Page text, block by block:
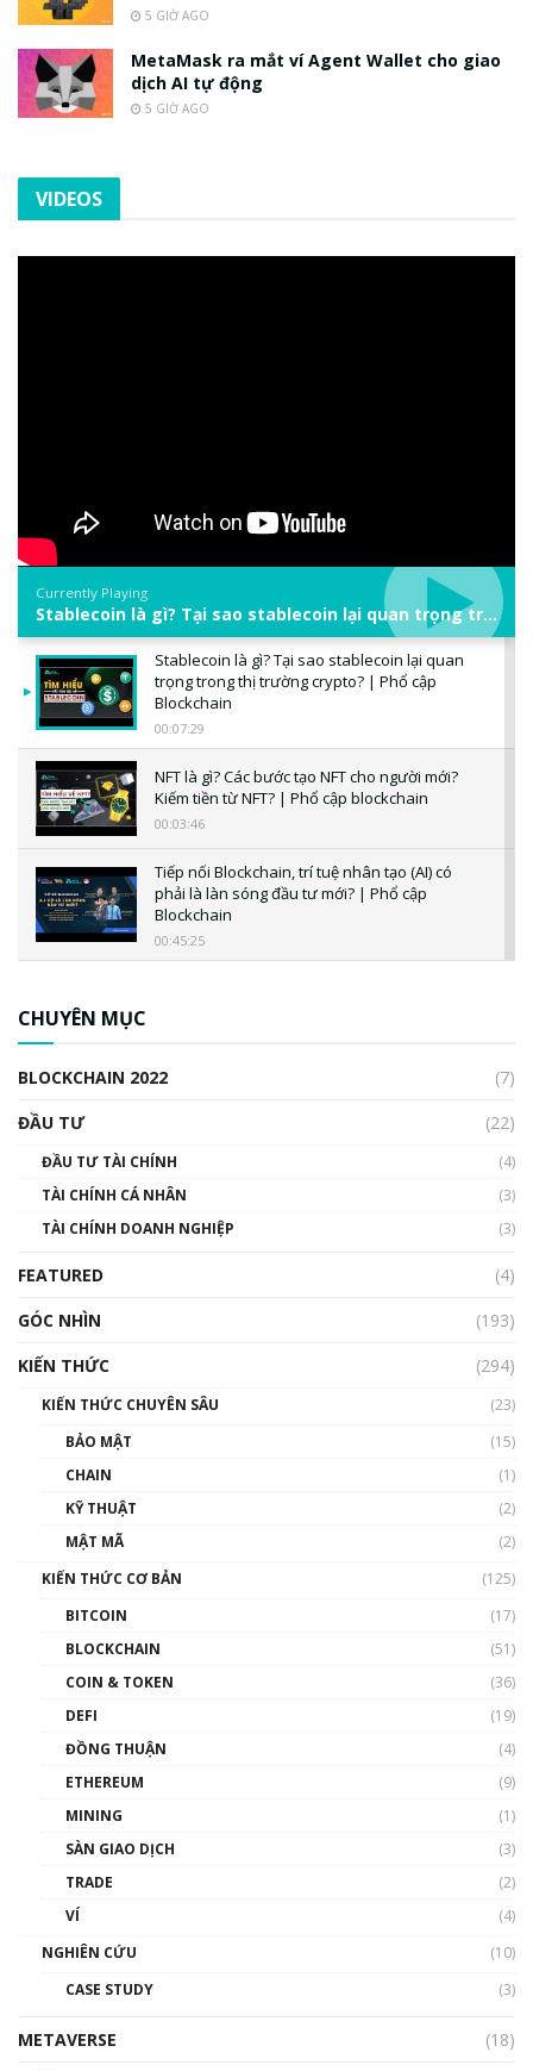
5 GIỜ AGO
MetaMask ra mắt ví Agent Wallet cho giao
dịch AI tự động
5 GIỜ AGO
VIDEOS
Currently Playing
Stablecoin là gì? Tại sao stablecoin lại quan trọng trong thị trường crypto? | Phổ cập Blockchain
Stablecoin là gì? Tại sao stablecoin lại quan
trọng trong thị trường crypto? | Phổ cập
Blockchain
00:07:29
NFT là gì? Các bước tạo NFT cho người mới?
Kiếm tiền từ NFT? | Phổ cập blockchain
00:03:46
Tiếp nối Blockchain, trí tuệ nhân tạo (AI) có
phải là làn sóng đầu tư mới? | Phổ cập
Blockchain
00:45:25
00:02:14
Nhìn lại năm 2022: Những sự kiện ảnh hưởng
đến hệ sinh thái tiền mã hoá | Phổ cập
00:43:47
như thể nào?
00:39:31
Phổ cập Blockchain
thống & Crypto qua các cuộc chiến | Phổ cập
CHUYÊN MỤC
BLOCKCHAIN 2022
(7)
ĐẦU TƯ
(22)
ĐẦU TƯ TÀI CHÍNH
(4)
TÀI CHÍNH CÁ NHÂN
(3)
TÀI CHÍNH DOANH NGHIỆP
(3)
FEATURED
(4)
GÓC NHÌN
(193)
KIẾN THỨC
(294)
KIẾN THỨC CHUYÊN SÂU
(23)
BẢO MẬT
(15)
CHAIN
(1)
KỸ THUẬT
(2)
MẬT MÃ
(2)
KIẾN THỨC CƠ BẢN
(125)
BITCOIN
(17)
BLOCKCHAIN
(51)
COIN & TOKEN
(36)
DEFI
(19)
ĐỒNG THUẬN
(4)
ETHEREUM
(9)
MINING
(1)
SÀN GIAO DỊCH
(3)
TRADE
(2)
VÍ
(4)
NGHIÊN CỨU
(10)
CASE STUDY
(3)
METAVERSE
(18)